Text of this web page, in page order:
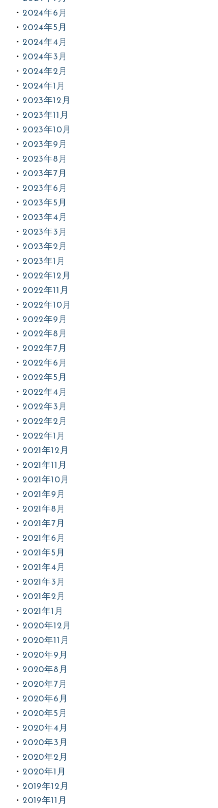
2024年6月
2024年5月
2024年4月
2024年3月
2024年2月
2024年1月
2023年12月
2023年11月
2023年10月
2023年9月
2023年8月
2023年7月
2023年6月
2023年5月
2023年4月
2023年3月
2023年2月
2023年1月
2022年12月
2022年11月
2022年10月
2022年9月
2022年8月
2022年7月
2022年6月
2022年5月
2022年4月
2022年3月
2022年2月
2022年1月
2021年12月
2021年11月
2021年10月
2021年9月
2021年8月
2021年7月
2021年6月
2021年5月
2021年4月
2021年3月
2021年2月
2021年1月
2020年12月
2020年11月
2020年9月
2020年8月
2020年7月
2020年6月
2020年5月
2020年4月
2020年3月
2020年2月
2020年1月
2019年12月
2019年11月